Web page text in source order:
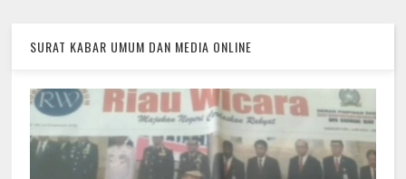
SURAT KABAR UMUM DAN MEDIA ONLINE